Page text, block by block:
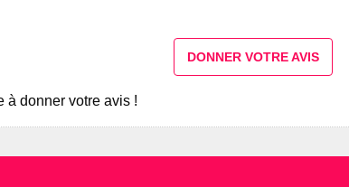
DONNER VOTRE AVIS
à donner votre avis !